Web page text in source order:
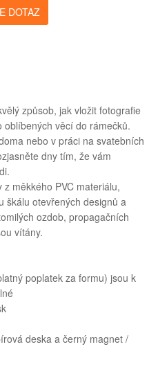
DOTAZ
způsob, jak vložit fotografie
oblíbených věcí do rámečků.
nebo v práci na svatebních
dny tím, že vám
měkkého PVC materiálu,
škálu otevřených designů a
ozdob, propagačních
vítány.
poplatek za formu) jsou k
deska a černý magnet /